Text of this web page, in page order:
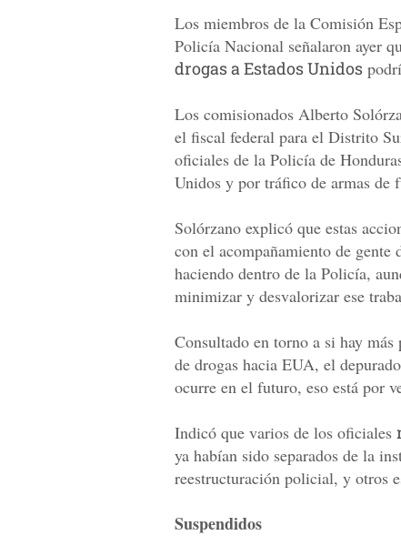
Los miembros de la Comisión
Policía Nacional señalaron ayer
drogas a Estados Unidos
Los comisionados Alberto
el fiscal federal para el Distrito
oficiales de la Policía de
Unidos y por tráfico de armas de
Solórzano explicó que estas
con el acompañamiento de
haciendo dentro de la Policía,
minimizar y desvalorizar ese
Consultado en torno a si hay
de drogas hacia EUA, el
ocurre en el futuro, eso está por
Indicó que varios de los oficiales
ya habían sido separados de la
reestructuración policial, y otros
Suspendidos